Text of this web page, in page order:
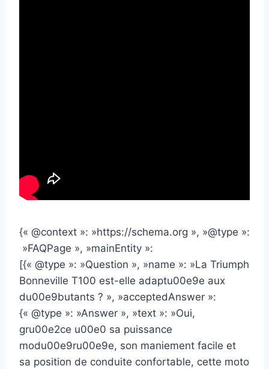
{« @context »: »https://schema.org », »@type »:
»FAQPage », »mainEntity »:
[{« @type »: »Question », »name »: »La Triumph
Bonneville T100 est-elle adaptu00e9e aux
du00e9butants ? », »acceptedAnswer »:
{« @type »: »Answer », »text »: »Oui,
gru00e2ce u00e0 sa puissance
modu00e9ru00e9e, son maniement facile et
sa position de conduite confortable, cette moto